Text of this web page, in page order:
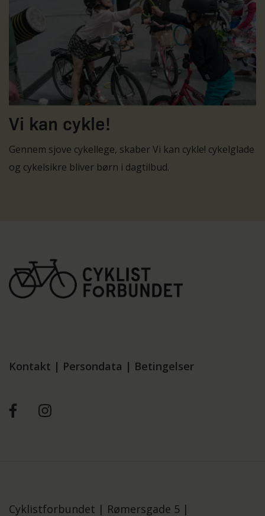
Vi kan cykle!
Gennem sjove cykellege, skaber Vi kan cykle! cykelglade
og cykelsikre bliver børn i dagtilbud.
Kontakt | Persondata | Betingelser
Cyklistforbundet | Rømersgade 5 |